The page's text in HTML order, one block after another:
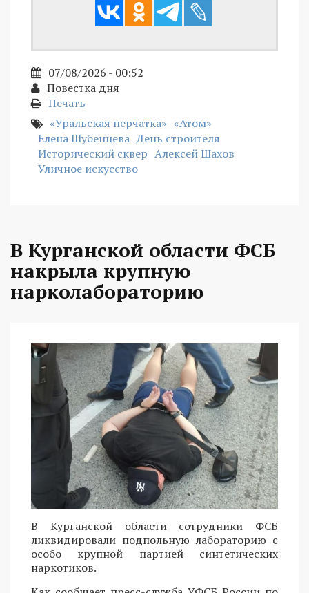
07/08/2026 - 00:52
Повестка дня
Печать
«Уральская перчатка» «Атом»
Елена Шубенцева День строителя
Исторический сквер Алексей Шахов
Уличное искусство
В Курганской области ФСБ
накрыла крупную
нарколабораторию
В Курганской области сотрудники ФСБ
ликвидировали подпольную лабораторию с
особо крупной партией синтетических
наркотиков.